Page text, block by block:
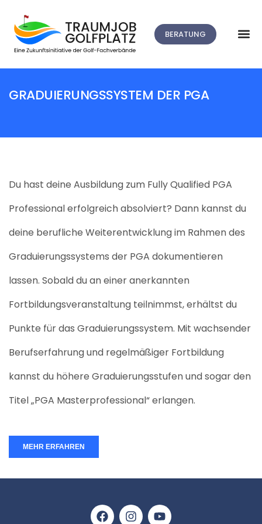
BERATUNG
GRADUIERUNGSSYSTEM DER PGA
Du hast deine Ausbildung zum Fully Qualified PGA
Professional erfolgreich absolviert? Dann kannst du
deine berufliche Weiterentwicklung im Rahmen des
Graduierungssystems der PGA dokumentieren
lassen. Sobald du an einer anerkannten
Fortbildungsveranstaltung teilnimmst, erhältst du
Punkte für das Graduierungssystem. Mit wachsender
Berufserfahrung und regelmäßiger Fortbildung
kannst du höhere Graduierungsstufen und sogar den
Titel „PGA Masterprofessional“ erlangen.
MEHR ERFAHREN